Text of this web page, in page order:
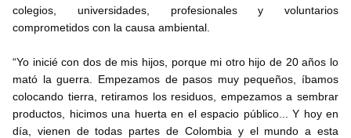
colegios, universidades, profesionales y voluntarios
comprometidos con la causa ambiental.
“Yo inicié con dos de mis hijos, porque mi otro hijo de 20 años lo
mató la guerra. Empezamos de pasos muy pequeños, íbamos
colocando tierra, retiramos los residuos, empezamos a sembrar
productos, hicimos una huerta en el espacio público... Y hoy en
día, vienen de todas partes de Colombia y el mundo a esta